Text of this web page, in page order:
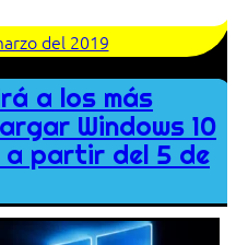
del 2019
a los más
Windows 10
partir del 5 de